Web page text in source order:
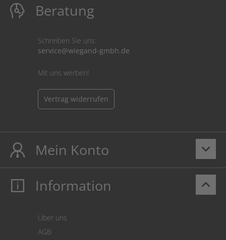
Beratung
Schreiben Sie uns:
service@wiegand-gmbh.de
Mit uns werben!
Vertrag widerrufen
keyboard_arrow_down
Mein Konto
Mein Konto
keyboard_arrow_up
Information
Über uns
AGB